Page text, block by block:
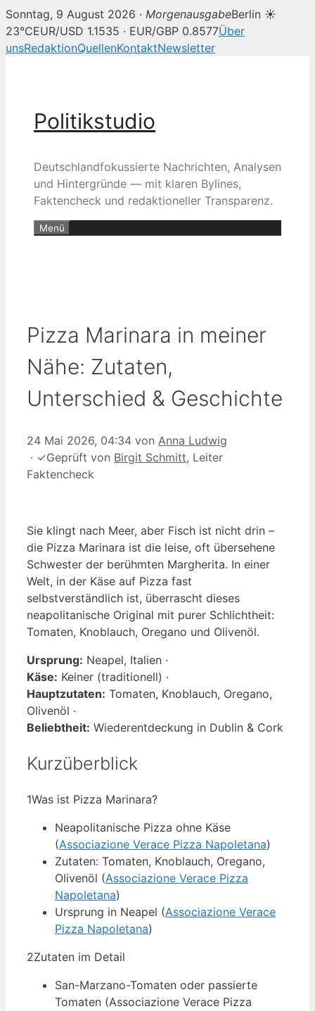
Sonntag, 9 August 2026 · MorgenausgabeBerlin ☀
23°CEUR/USD 1.1535 · EUR/GBP 0.8577Über
unsRedaktionQuellenKontaktNewsletter
Politikstudio
Deutschlandfokussierte Nachrichten, Analysen
und Hintergründe — mit klaren Bylines,
Faktencheck und redaktioneller Transparenz.
Menü
Pizza Marinara in meiner
Nähe: Zutaten,
Unterschied & Geschichte
24 Mai 2026, 04:34 von Anna Ludwig
· ✓Geprüft von Birgit Schmitt, Leiter
Faktencheck
Sie klingt nach Meer, aber Fisch ist nicht drin –
die Pizza Marinara ist die leise, oft übersehene
Schwester der berühmten Margherita. In einer
Welt, in der Käse auf Pizza fast
selbstverständlich ist, überrascht dieses
neapolitanische Original mit purer Schlichtheit:
Tomaten, Knoblauch, Oregano und Olivenöl.
Ursprung: Neapel, Italien ·
Käse: Keiner (traditionell) ·
Hauptzutaten: Tomaten, Knoblauch, Oregano,
Olivenöl ·
Beliebtheit: Wiederentdeckung in Dublin & Cork
Kurzüberblick
1Was ist Pizza Marinara?
Neapolitanische Pizza ohne Käse
(Associazione Verace Pizza Napoletana)
Zutaten: Tomaten, Knoblauch, Oregano,
Olivenöl (Associazione Verace Pizza
Napoletana)
Ursprung in Neapel (Associazione Verace
Pizza Napoletana)
2Zutaten im Detail
San-Marzano-Tomaten oder passierte
Tomaten (Associazione Verace Pizza